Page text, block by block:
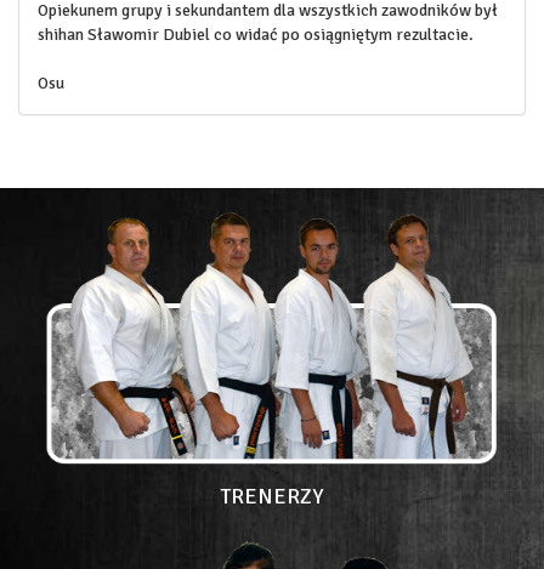
Opiekunem grupy i sekundantem dla wszystkich zawodników był
shihan Sławomir Dubiel co widać po osiągniętym rezultacie.
Osu
TRENERZY